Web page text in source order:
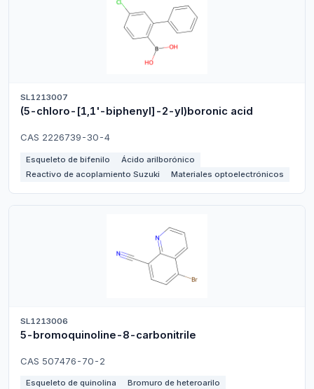
SL1213007
(5-chloro-[1,1'-biphenyl]-2-yl)boronic acid
CAS 2226739-30-4
Esqueleto de bifenilo
Ácido arilborónico
Reactivo de acoplamiento Suzuki
Materiales optoelectrónicos
SL1213006
5-bromoquinoline-8-carbonitrile
CAS 507476-70-2
Esqueleto de quinolina
Bromuro de heteroarilo